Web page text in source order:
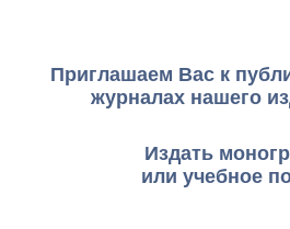
Приглашаем Вас к
журналах нашего
Издать
или учебное